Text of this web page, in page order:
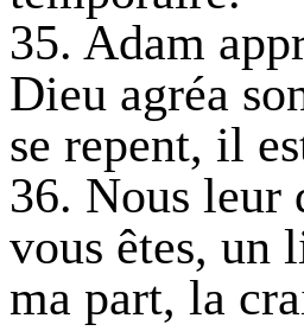
35. Adam
Dieu agréa
se repent, il
36. Nous leur
vous êtes, un
ma part, la